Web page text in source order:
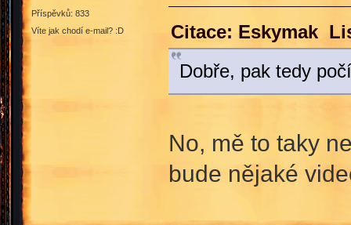
Příspěvků: 833
Víte jak chodí e-mail? :D
Citace: Eskymak
Dobře, pak tedy
No, mě to taky
bude nějaké